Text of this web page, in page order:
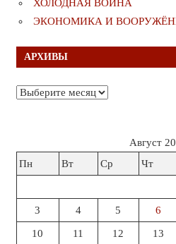
ХОЛОДНАЯ ВОЙНА
ЭКОНОМИКА И
АРХИВЫ
Архивы
Август
Пн
Вт Ср Чт
3 4 5 6
10 11 12 13